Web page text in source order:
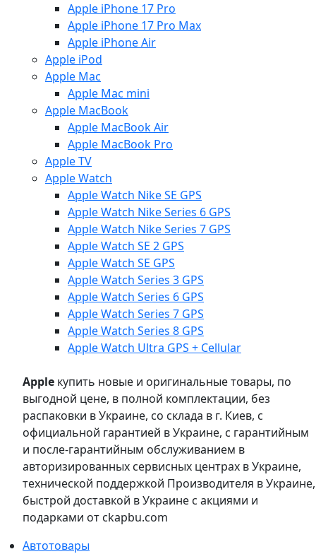
Apple iPhone 17 Pro
Apple iPhone 17 Pro Max
Apple iPhone Air
Apple iPod
Apple Mac
Apple Mac mini
Apple MacBook
Apple MacBook Air
Apple MacBook Pro
Apple TV
Apple Watch
Apple Watch Nike SE GPS
Apple Watch Nike Series 6 GPS
Apple Watch Nike Series 7 GPS
Apple Watch SE 2 GPS
Apple Watch SE GPS
Apple Watch Series 3 GPS
Apple Watch Series 6 GPS
Apple Watch Series 7 GPS
Apple Watch Series 8 GPS
Apple Watch Ultra GPS + Cellular
Apple купить новые и оригинальные товары, по
выгодной цене, в полной комплектации, без
распаковки в Украине, со склада в г. Киев, с
официальной гарантией в Украине, с гарантийным
и после-гарантийным обслуживанием в
авторизированных сервисных центрах в Украине,
технической поддержкой Производителя в Украине,
быстрой доставкой в Украине с акциями и
подарками от ckapbu.com
Автотовары